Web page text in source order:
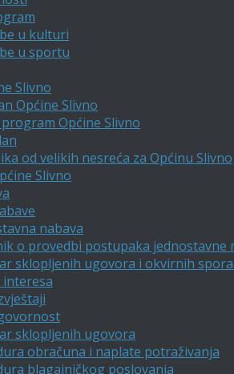
u kulturi
u sportu
Slivno
Općine Slivno
Općine Slivno
od velikih nesreća za Općinu Slivno
Slivno
nabava
o provedbi postupaka jednostavne
sklopljenih ugovora i okvirnih
interesa
sklopljenih ugovora
obračuna i naplate potraživanja
blagajničkog poslovanja